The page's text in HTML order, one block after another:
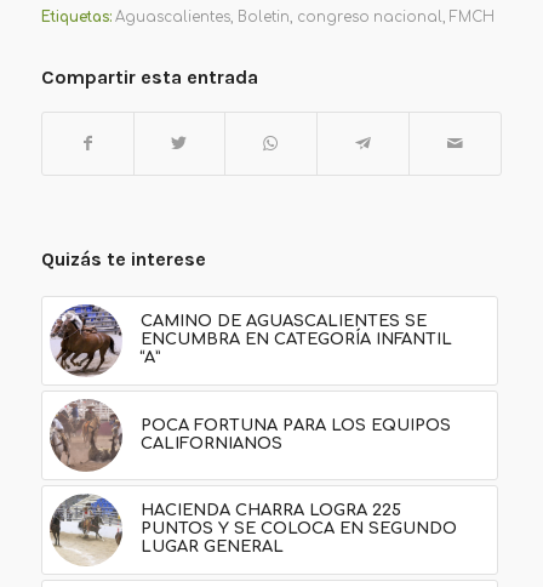
Etiquetas: Aguascalientes, Boletin congreso nacional FMCH
Compartir esta entrada
Quizás te interese
CAMINO DE AGUASCALIENTES SE
ENCUMBRA EN CATEGORÍA INFANTIL
“A”
POCA FORTUNA PARA LOS EQUIPOS
CALIFORNIANOS
HACIENDA CHARRA LOGRA 225
PUNTOS Y SE COLOCA EN SEGUNDO
LUGAR GENERAL